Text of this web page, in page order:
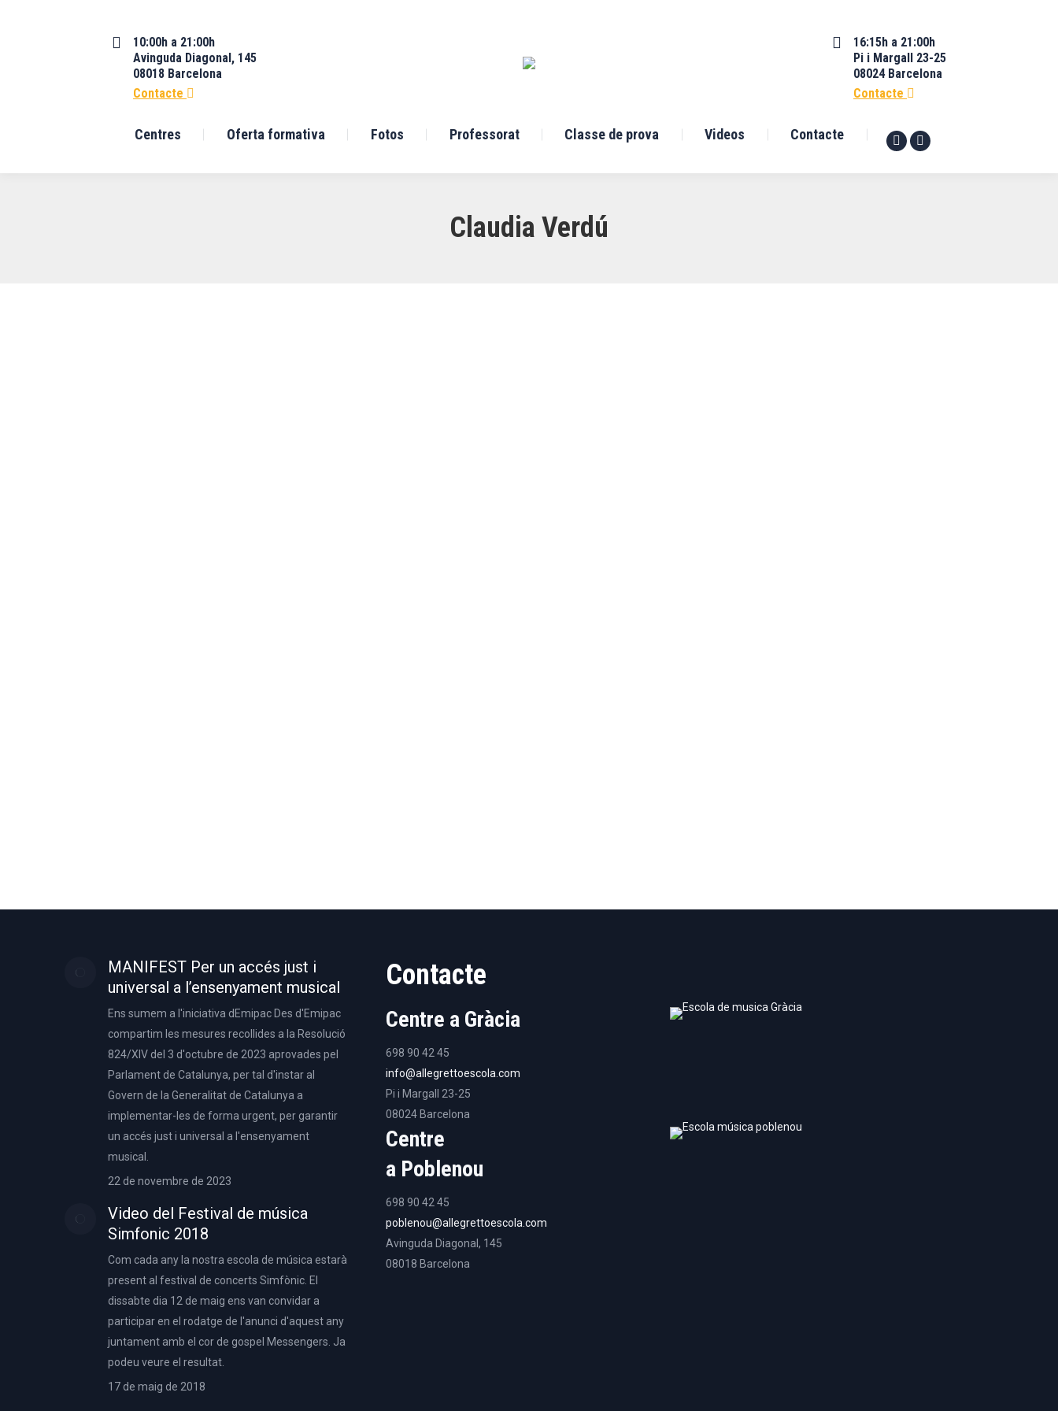
10:00h a 21:00h
Avinguda Diagonal, 145
08018 Barcelona
Contacte
16:15h a 21:00h
Pi i Margall 23-25
08024 Barcelona
Contacte
Centres Oferta formativa Fotos Professorat Classe de prova Videos Contacte
Facebook
page
YouTube
page
Claudia Verdú
MANIFEST Per un accés just i
universal a l’ensenyament musical
Ens sumem a l'iniciativa dEmipac Des d'Emipac
compartim les mesures recollides a la Resolució
824/XIV del 3 d'octubre de 2023 aprovades pel
Parlament de Catalunya, per tal d'instar al
Govern de la Generalitat de Catalunya a
implementar-les de forma urgent, per garantir
un accés just i universal a l'ensenyament
musical.
22 de novembre de 2023
Video del Festival de música
Simfonic 2018
Com cada any la nostra escola de música estarà
present al festival de concerts Simfònic. El
dissabte dia 12 de maig ens van convidar a
participar en el rodatge de l'anunci d'aquest any
juntament amb el cor de gospel Messengers. Ja
podeu veure el resultat.
17 de maig de 2018
Contacte
Centre a Gràcia
698 90 42 45
info@allegrettoescola.com
Pi i Margall 23-25
08024 Barcelona
Centre
a Poblenou
698 90 42 45
poblenou@allegrettoescola.com
Avinguda Diagonal, 145
08018 Barcelona